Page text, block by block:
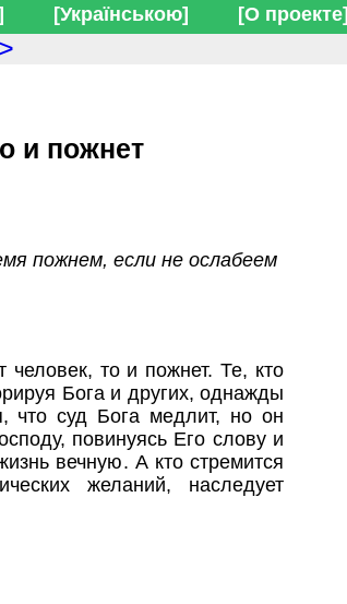
[Українською] [О проекте]
и пожнет
пожнем, если не ослабеем
то и пожнет. Те, кто
Бога и других, однажды
что суд Бога медлит, но он
повинуясь Его слову и
вечную. А кто стремится
желаний, наследует